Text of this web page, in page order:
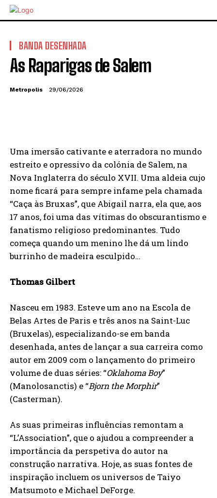
BANDA DESENHADA
As Raparigas de Salem
Metropolis 29/06/2026
Uma imersão cativante e aterradora no mundo
estreito e opressivo da colónia de Salem, na
Nova Inglaterra do século XVII. Uma aldeia cujo
nome ficará para sempre infame pela chamada
“Caça às Bruxas”, que Abigail narra, ela que, aos
17 anos, foi uma das vítimas do obscurantismo e
fanatismo religioso predominantes. Tudo
começa quando um menino lhe dá um lindo
burrinho de madeira esculpido…
Thomas Gilbert
Nasceu em 1983. Esteve um ano na Escola de
Belas Artes de Paris e três anos na Saint-Luc
(Bruxelas), especializando-se em banda
desenhada, antes de lançar a sua carreira como
autor em 2009 com o lançamento do primeiro
volume de duas séries: “Oklahoma Boy”
(Manolosanctis) e “Bjorn the Morphir”
(Casterman).
As suas primeiras influências remontam a
“L’Association”, que o ajudou a compreender a
importância da perspetiva do autor na
construção narrativa. Hoje, as suas fontes de
inspiração incluem os universos de Taiyo
Matsumoto e Michael DeForge.